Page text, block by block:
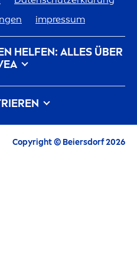
impressum
HELFEN: ALLES ÜBER
bei Beiersdorf
Kontakt
Pflegetipps,
Copyright © Beiersdorf 2026